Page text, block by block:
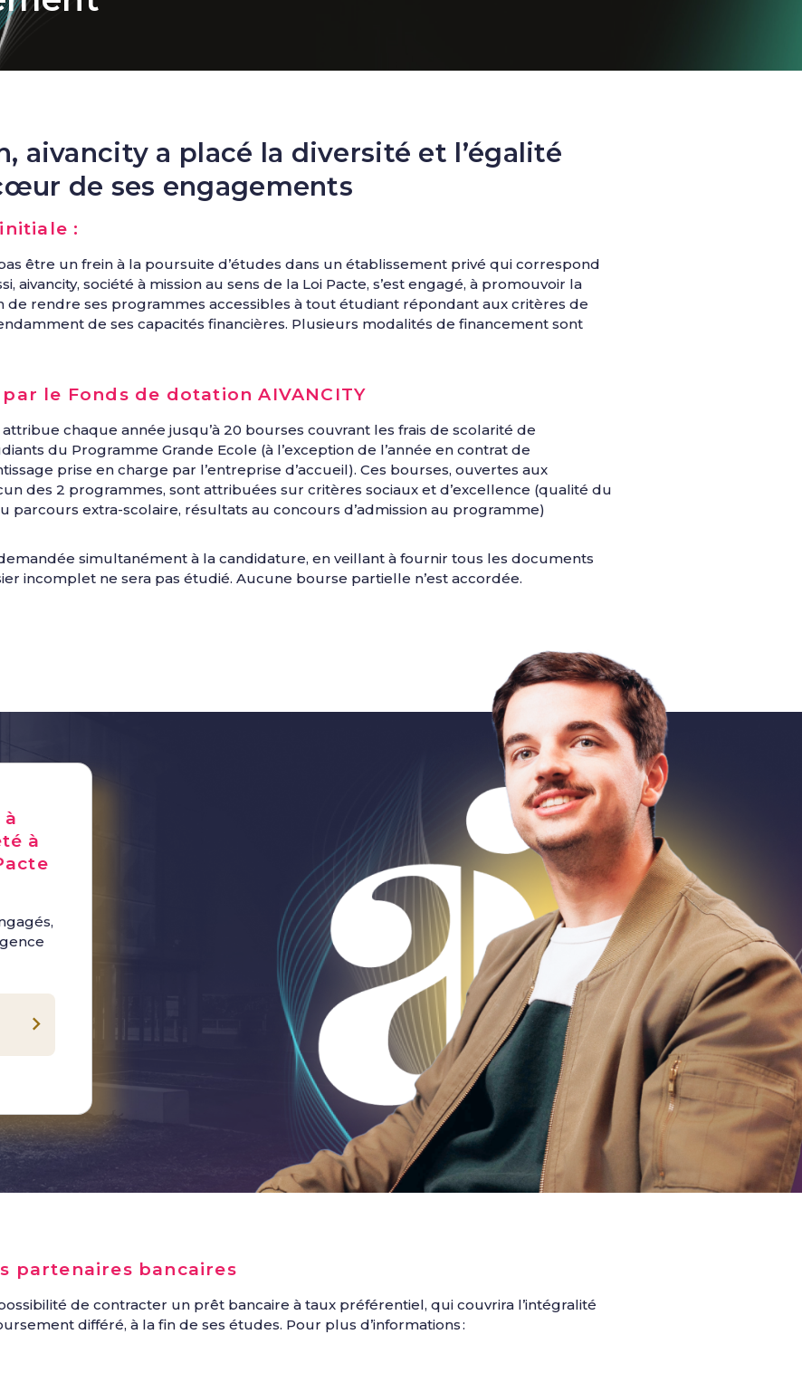
aivancity a placé la diversité et l’égalité
de ses engagements
:
être un frein à la poursuite d’études dans un établissement privé qui correspond
aivancity, société à mission au sens de la Loi Pacte, s’est engagé, à promouvoir la
de rendre ses programmes accessibles à tout étudiant répondant aux critères de
de ses capacités financières. Plusieurs modalités de financement sont
le Fonds de dotation AIVANCITY
chaque année jusqu’à 20 bourses couvrant les frais de scolarité de
du Programme Grande Ecole (à l’exception de l’année en contrat de
prise en charge par l’entreprise d’accueil). Ces bourses, ouvertes aux
des 2 programmes, sont attribuées sur critères sociaux et d’excellence (qualité du
parcours extra-scolaire, résultats au concours d’admission au programme)
simultanément à la candidature, en veillant à fournir tous les documents
incomplet ne sera pas étudié. Aucune bourse partielle n’est accordée.
à
partenaires bancaires
de contracter un prêt bancaire à taux préférentiel, qui couvrira l’intégralité
différé, à la fin de ses études. Pour plus d’informations :